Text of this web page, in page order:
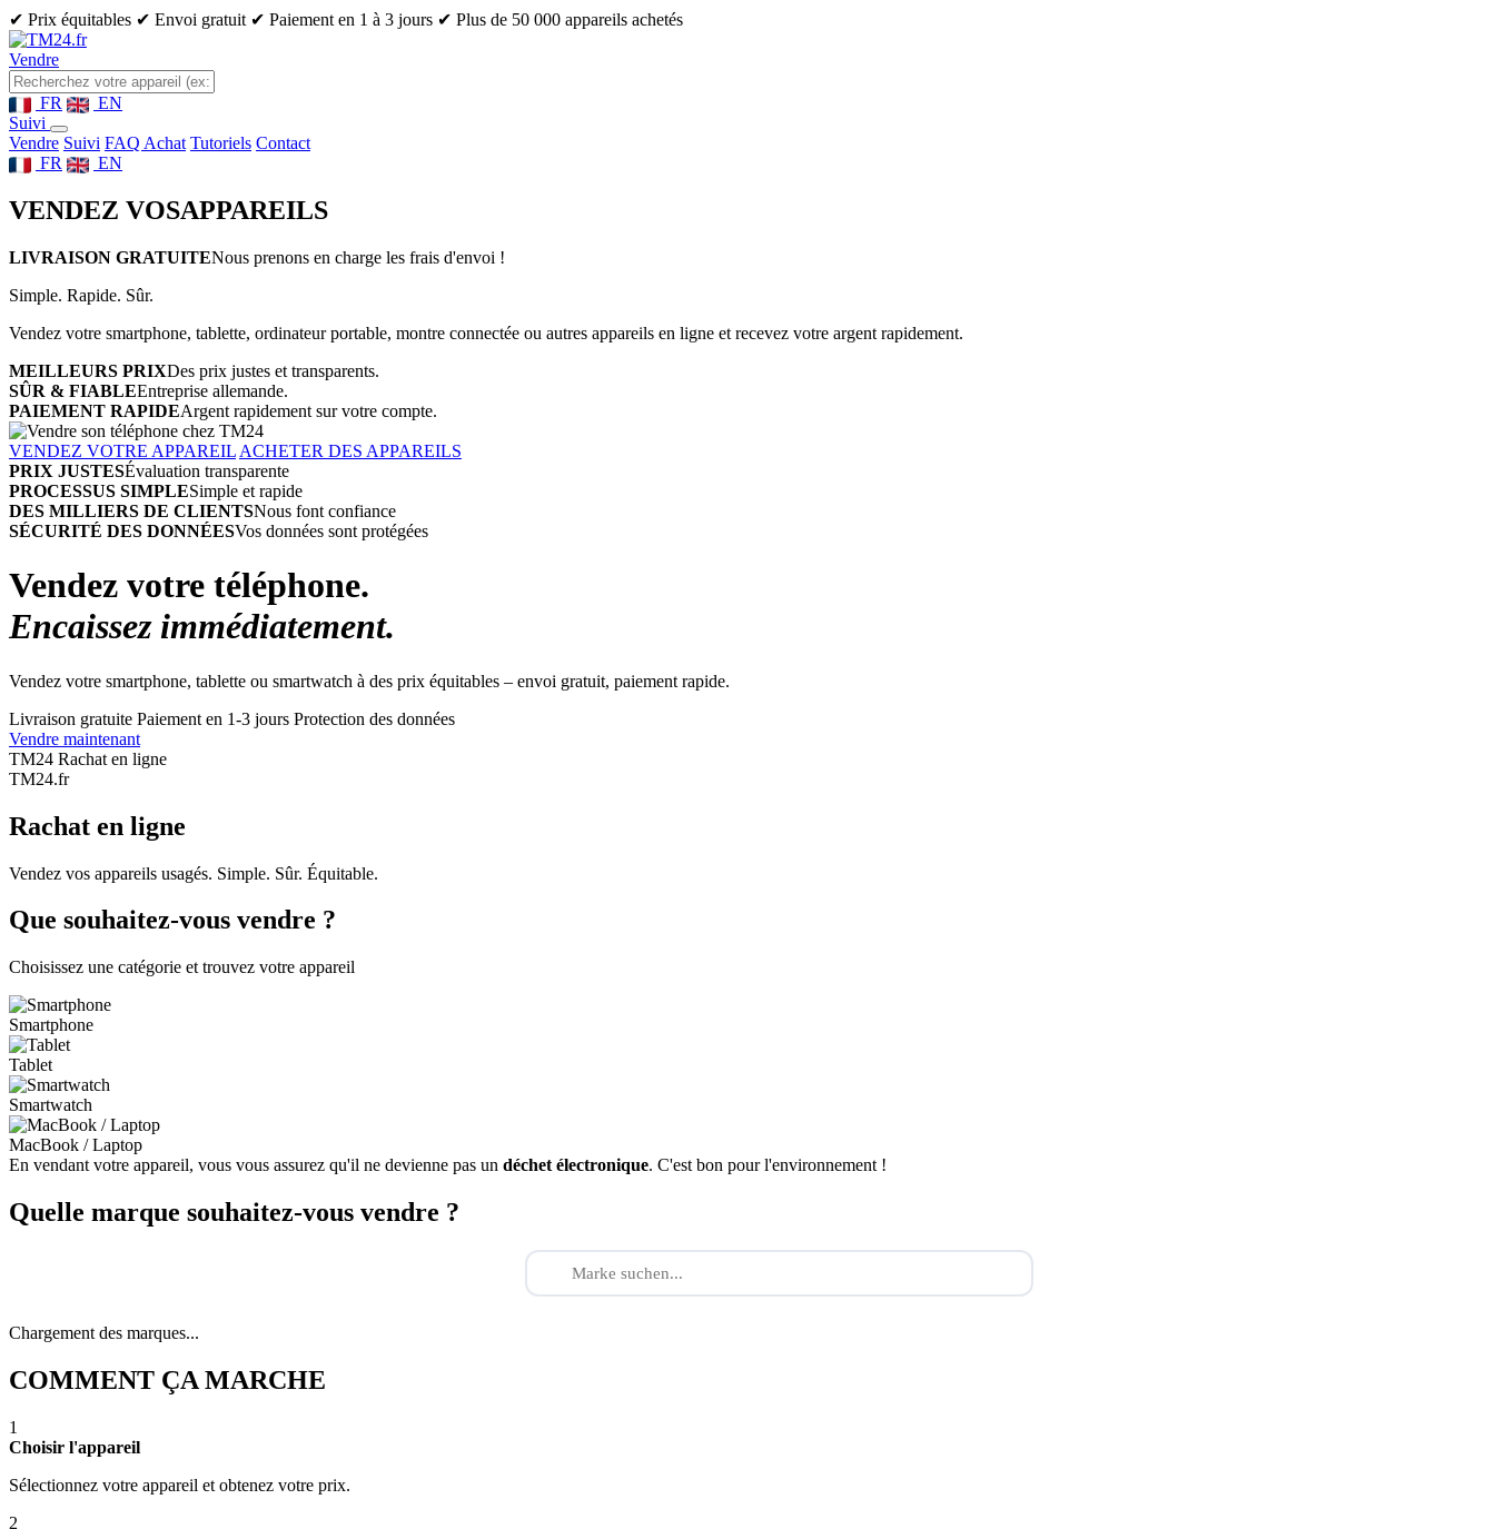
✔ Prix équitables ✔ Envoi gratuit ✔ Paiement en 1 à 3 jours ✔ Plus de 50 000 appareils achetés
Vendre
FR
EN
Suivi
Vendre Suivi FAQ Achat Tutoriels Contact
FR
EN
VENDEZ VOSAPPAREILS
LIVRAISON GRATUITENous prenons en charge les frais d'envoi !
Simple. Rapide. Sûr.
Vendez votre smartphone, tablette, ordinateur portable, montre connectée ou autres appareils en ligne et recevez votre argent rapidement.
MEILLEURS PRIXDes prix justes et transparents.
SÛR & FIABLEEntreprise allemande.
PAIEMENT RAPIDEArgent rapidement sur votre compte.
VENDEZ VOTRE APPAREIL ACHETER DES APPAREILS
PRIX JUSTESÉvaluation transparente
PROCESSUS SIMPLESimple et rapide
DES MILLIERS DE CLIENTSNous font confiance
SÉCURITÉ DES DONNÉESVos données sont protégées
Vendez votre téléphone.
Encaissez immédiatement.
Vendez votre smartphone, tablette ou smartwatch à des prix équitables – envoi gratuit, paiement rapide.
Livraison gratuite Paiement en 1-3 jours Protection des données
Vendre maintenant
TM24 Rachat en ligne
TM24.fr
Rachat en ligne
Vendez vos appareils usagés. Simple. Sûr. Équitable.
Que souhaitez-vous vendre ?
Choisissez une catégorie et trouvez votre appareil
Smartphone
Tablet
Smartwatch
MacBook / Laptop
En vendant votre appareil, vous vous assurez qu'il ne devienne pas un déchet électronique. C'est bon pour l'environnement !
Quelle marque souhaitez-vous vendre ?
Chargement des marques...
COMMENT ÇA MARCHE
1
Choisir l'appareil
Sélectionnez votre appareil et obtenez votre prix.
2